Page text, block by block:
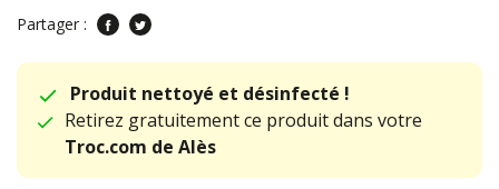
Partager :
Produit nettoyé et désinfecté !
Retirez gratuitement ce produit dans votre
Troc.com de Alès